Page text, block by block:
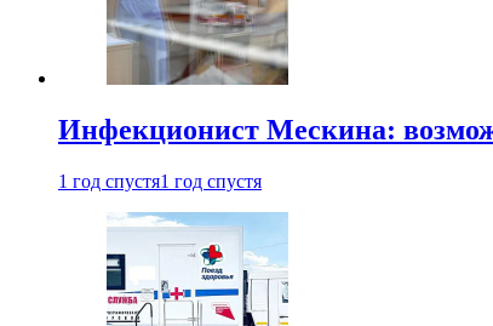
Инфекционист Мескина:
1 год спустя1 год спустя